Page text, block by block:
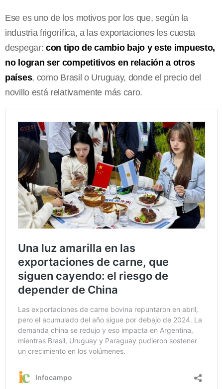
Ese es uno de los motivos por los que, según la
industria frigorífica, a las exportaciones les cuesta
despegar: con tipo de cambio bajo y este impuesto,
no logran ser competitivos en relación a otros
países, como Brasil o Uruguay, donde el precio del
novillo está relativamente más caro.